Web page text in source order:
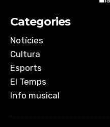
Categories
Notícies
Cultura
Esports
El Temps
Info musical